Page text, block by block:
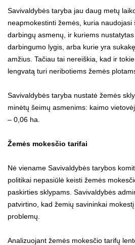
Savivaldybės taryba jau daug metų
neapmokestinti žemės, kuria naudojasi
darbingų asmenų, ir kuriems
darbingumo lygis, arba kurie yra
amžius. Tačiau tai nereiškia, kad ir
lengvatą turi neribotiems žemės
Savivaldybės taryba nustatė žemės
minėtų šeimų asmenims: kaimo
– 0,06 ha.
Žemės mokesčio tarifai
Nė viename Savivaldybės tarybos
politikai nepasiūlė keisti žemės
paskirties sklypams. Savivaldybės
patvirtino, kad žemių savininkai
problemų.
Analizuojant žemės mokesčio tarifų